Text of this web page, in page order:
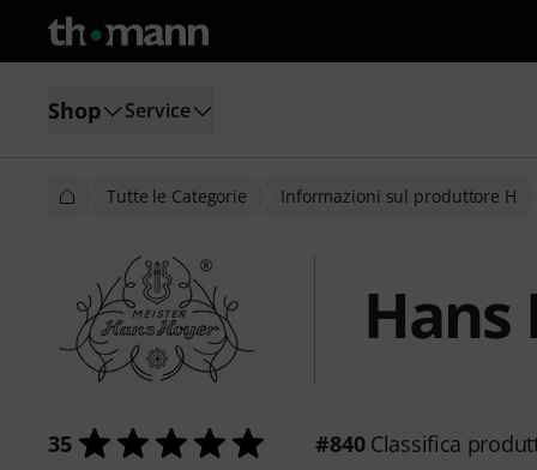
Shop Service
Tutte le Categorie Informazioni sul produttore H
Hans
35 #840Classifica